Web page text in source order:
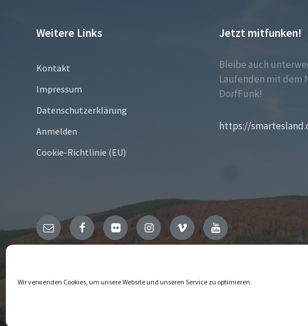
Wir verwenden Cookies, um unsere Website und unseren Service zu optimieren.
Weitere Links
Kontakt
Impressum
Datenschutzerklärung
Anmelden
Cookie-Richtlinie (EU)
Jetzt mitfunken!
Bleibe auch
Laufenden mit dem
DorfFunk!
https://
Email FacebookFlickr InstagramVimeo YouTube